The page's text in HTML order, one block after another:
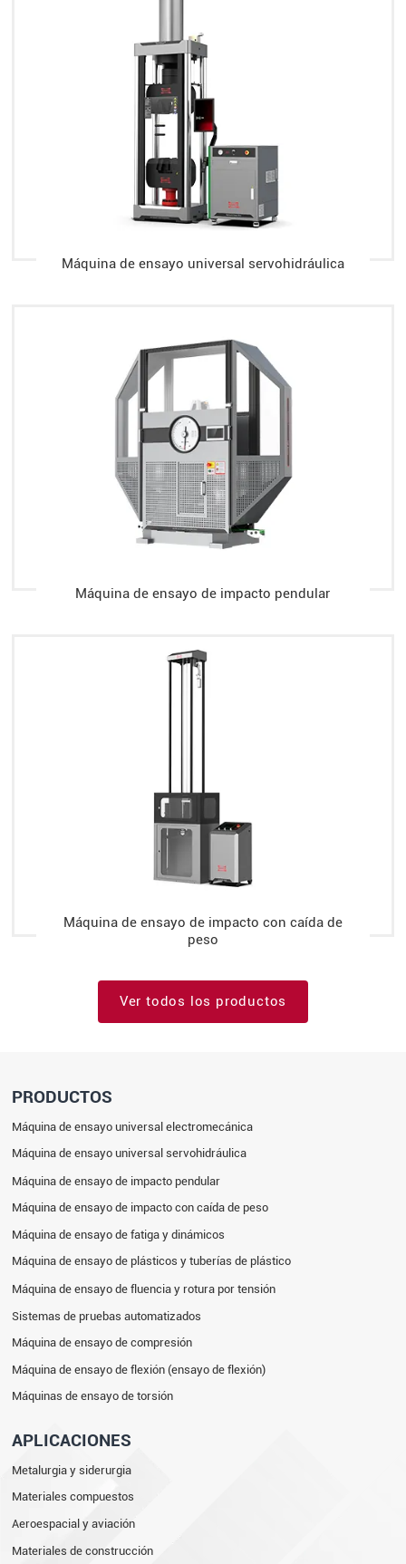
Máquina de ensayo universal servohidráulica
Máquina de ensayo de impacto pendular
Máquina de ensayo de impacto con caída de
peso
Ver todos los productos
PRODUCTOS
Máquina de ensayo universal electromecánica
Máquina de ensayo universal servohidráulica
Máquina de ensayo de impacto pendular
Máquina de ensayo de impacto con caída de peso
Máquina de ensayo de fatiga y dinámicos
Máquina de ensayo de plásticos y tuberías de plástico
Máquina de ensayo de fluencia y rotura por tensión
Sistemas de pruebas automatizados
Máquina de ensayo de compresión
Máquina de ensayo de flexión (ensayo de flexión)
Máquinas de ensayo de torsión
APLICACIONES
Metalurgia y siderurgia
Materiales compuestos
Aeroespacial y aviación
Materiales de construcción